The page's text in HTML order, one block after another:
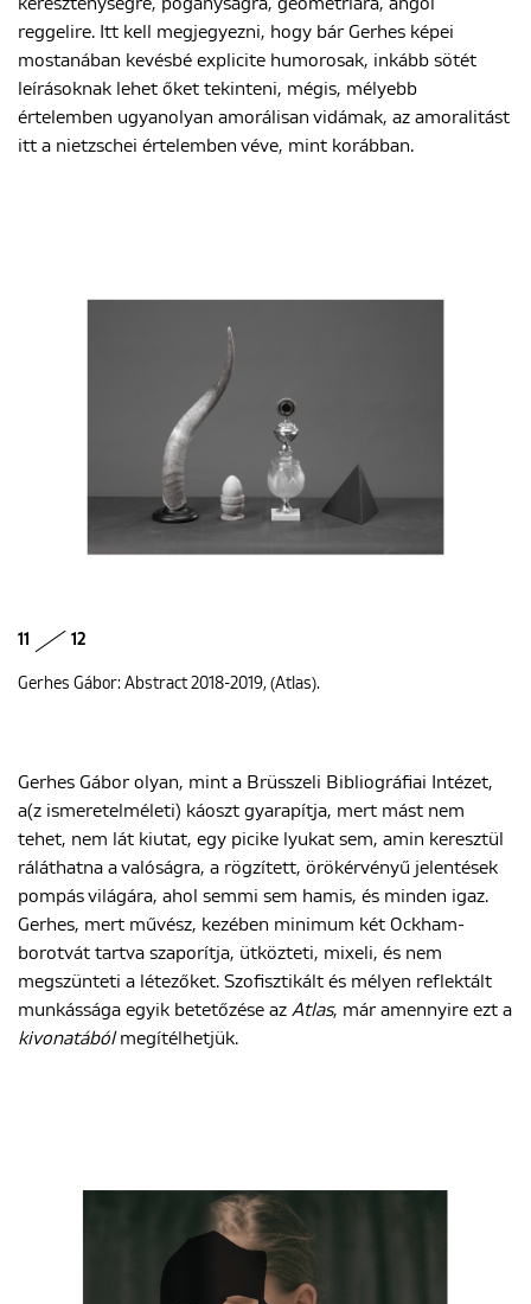
reggelire. Itt kell megjegyezni, hogy bár Gerhes képei
mostanában kevésbé explicite humorosak, inkább sötét
leírásoknak lehet őket tekinteni, mégis, mélyebb
értelemben ugyanolyan amorálisan vidámak, az amoralitást
itt a nietzschei értelemben véve, mint korábban.
11 12
Gerhes Gábor: Abstract 2018-2019, (Atlas).
Gerhes Gábor olyan, mint a Brüsszeli Bibliográfiai Intézet,
a(z ismeretelméleti) káoszt gyarapítja, mert mást nem
tehet, nem lát kiutat, egy picike lyukat sem, amin keresztül
ráláthatna a valóságra, a rögzített, örökérvényű jelentések
pompás világára, ahol semmi sem hamis, és minden igaz.
Gerhes, mert művész, kezében minimum két Ockham-
borotvát tartva szaporítja, ütközteti, mixeli, és nem
megszünteti a létezőket. Szofisztikált és mélyen reflektált
munkássága egyik betetőzése az Atlas, már amennyire ezt a
kivonatábólmegítélhetjük.